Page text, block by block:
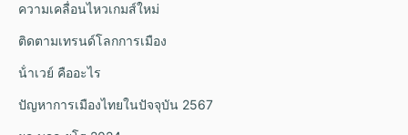
ความเคลื่อนไหวเกมส์ใหม่
ติดตามเทรนด์โลกการเมือง
น้ําเวย์ คืออะไร
ปัญหาการเมืองไทยในปัจจุบัน 2567